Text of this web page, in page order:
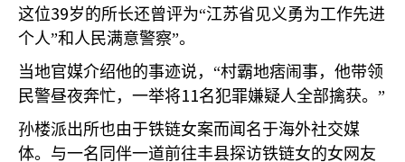
这位39岁的所长还曾评为“江苏省见义勇为工作先进
个人”和人民满意警察”。
当地官媒介绍他的事迹说，“村霸地痞闹事，他带领
民警昼夜奔忙，一举将11名犯罪嫌疑人全部擒获。”
孙楼派出所也由于铁链女案而闻名于海外社交媒
体。与一名同伴一道前往丰县探访铁链女的女网友